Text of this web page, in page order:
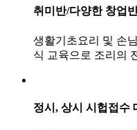
취미반/다양한 창업
생활기초요리 및 손
식 교육으로 조리의
정시, 상시 시헙접수